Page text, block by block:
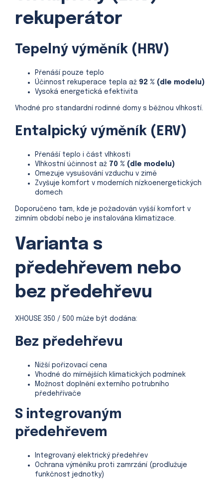
rekuperátor
Tepelný výměník (HRV)
Přenáší pouze teplo
Účinnost rekuperace tepla až 92 % (dle modelu)
Vysoká energetická efektivita
Vhodné pro standardní rodinné domy s běžnou vlhkostí.
Entalpický výměník (ERV)
Přenáší teplo i část vlhkosti
Vlhkostní účinnost až 70 % (dle modelu)
Omezuje vysušování vzduchu v zimě
Zvyšuje komfort v moderních nízkoenergetických
domech
Doporučeno tam, kde je požadován vyšší komfort v
zimním období nebo je instalována klimatizace.
Varianta s
předehřevem nebo
bez předehřevu
XHOUSE 350 / 500 může být dodána:
Bez předehřevu
Nižší pořizovací cena
Vhodné do mírnějších klimatických podmínek
Možnost doplnění externího potrubního
předehřívače
S integrovaným
předehřevem
Integrovaný elektrický předehřev
Ochrana výměníku proti zamrzání (prodlužuje
funkčnost jednotky)